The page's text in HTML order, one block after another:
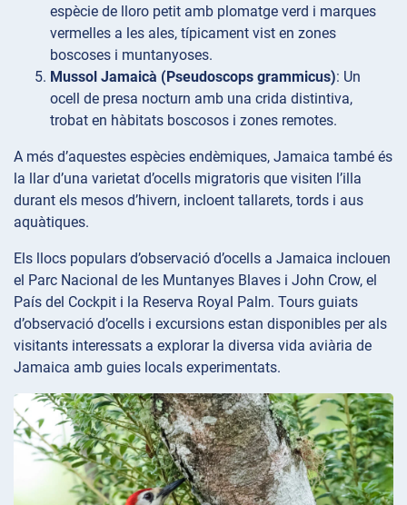
espècie de lloro petit amb plomatge verd i marques
vermelles a les ales, típicament vist en zones
boscoses i muntanyoses.
Mussol Jamaicà (Pseudoscops grammicus): Un
ocell de presa nocturn amb una crida distintiva,
trobat en hàbitats boscosos i zones remotes.
A més d’aquestes espècies endèmiques, Jamaica també és
la llar d’una varietat d’ocells migratoris que visiten l’illa
durant els mesos d’hivern, incloent tallarets, tords i aus
aquàtiques.
Els llocs populars d’observació d’ocells a Jamaica inclouen
el Parc Nacional de les Muntanyes Blaves i John Crow, el
País del Cockpit i la Reserva Royal Palm. Tours guiats
d’observació d’ocells i excursions estan disponibles per als
visitants interessats a explorar la diversa vida aviària de
Jamaica amb guies locals experimentats.